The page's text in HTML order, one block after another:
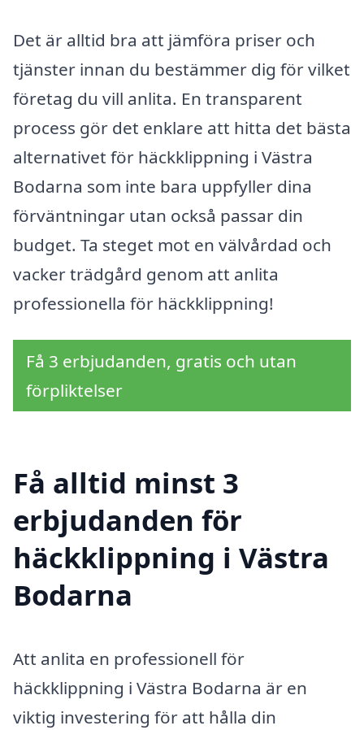
Det är alltid bra att jämföra priser och
tjänster innan du bestämmer dig för vilket
företag du vill anlita. En transparent
process gör det enklare att hitta det bästa
alternativet för häckklippning i Västra
Bodarna som inte bara uppfyller dina
förväntningar utan också passar din
budget. Ta steget mot en välvårdad och
vacker trädgård genom att anlita
professionella för häckklippning!
Få 3 erbjudanden, gratis och utan
förpliktelser
Få alltid minst 3
erbjudanden för
häckklippning i Västra
Bodarna
Att anlita en professionell för
häckklippning i Västra Bodarna är en
viktig investering för att hålla din